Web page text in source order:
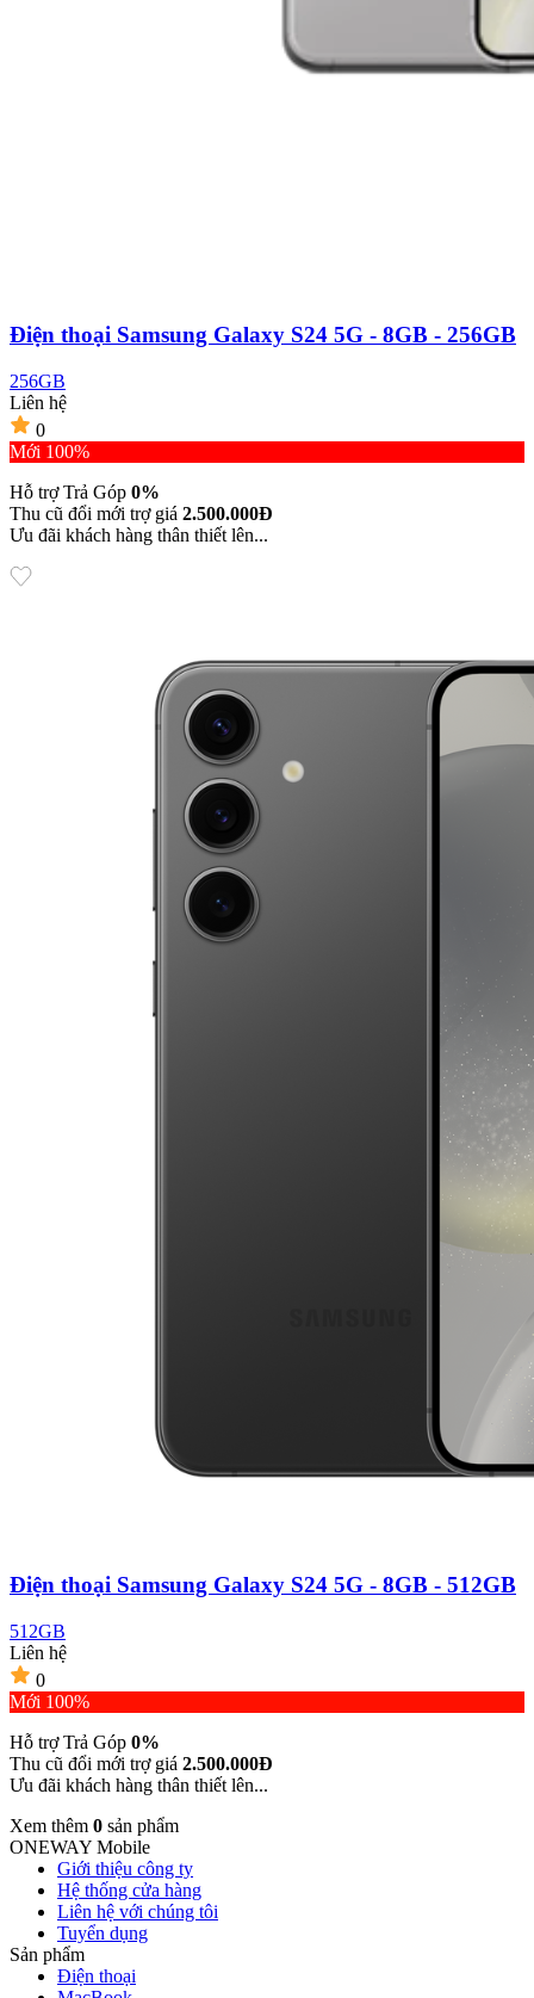
Điện thoại Samsung Galaxy S24 5G - 8GB - 256GB
256GB
Liên hệ
0
Mới 100%
Hỗ trợ Trả Góp 0%
Thu cũ đổi mới trợ giá 2.500.000Đ
Ưu đãi khách hàng thân thiết lên...
Điện thoại Samsung Galaxy S24 5G - 8GB - 512GB
512GB
Liên hệ
0
Mới 100%
Hỗ trợ Trả Góp 0%
Thu cũ đổi mới trợ giá 2.500.000Đ
Ưu đãi khách hàng thân thiết lên...
Xem thêm 0 sản phẩm
ONEWAY Mobile
Giới thiệu công ty
Hệ thống cửa hàng
Liên hệ với chúng tôi
Tuyển dụng
Sản phẩm
Điện thoại